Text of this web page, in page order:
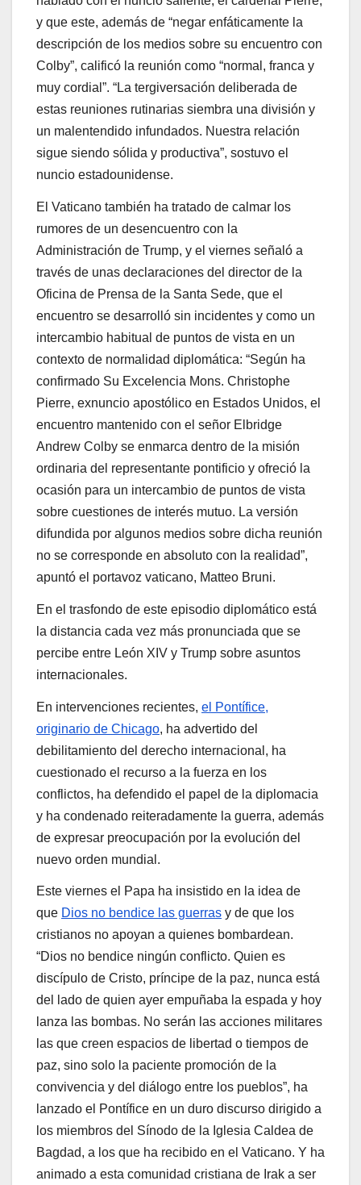
y que este, además de “negar enfáticamente la
descripción de los medios sobre su encuentro con
Colby”, calificó la reunión como “normal, franca y
muy cordial”. “La tergiversación deliberada de
estas reuniones rutinarias siembra una división y
un malentendido infundados. Nuestra relación
sigue siendo sólida y productiva”, sostuvo el
nuncio estadounidense.
El Vaticano también ha tratado de calmar los
rumores de un desencuentro con la
Administración de Trump, y el viernes señaló a
través de unas declaraciones del director de la
Oficina de Prensa de la Santa Sede, que el
encuentro se desarrolló sin incidentes y como un
intercambio habitual de puntos de vista en un
contexto de normalidad diplomática: “Según ha
confirmado Su Excelencia Mons. Christophe
Pierre, exnuncio apostólico en Estados Unidos, el
encuentro mantenido con el señor Elbridge
Andrew Colby se enmarca dentro de la misión
ordinaria del representante pontificio y ofreció la
ocasión para un intercambio de puntos de vista
sobre cuestiones de interés mutuo. La versión
difundida por algunos medios sobre dicha reunión
no se corresponde en absoluto con la realidad”,
apuntó el portavoz vaticano, Matteo Bruni.
En el trasfondo de este episodio diplomático está
la distancia cada vez más pronunciada que se
percibe entre León XIV y Trump sobre asuntos
internacionales.
En intervenciones recientes, el Pontífice,
originario de Chicago, ha advertido del
debilitamiento del derecho internacional, ha
cuestionado el recurso a la fuerza en los
conflictos, ha defendido el papel de la diplomacia
y ha condenado reiteradamente la guerra, además
de expresar preocupación por la evolución del
nuevo orden mundial.
Este viernes el Papa ha insistido en la idea de
que Dios no bendice las guerras y de que los
cristianos no apoyan a quienes bombardean.
“Dios no bendice ningún conflicto. Quien es
discípulo de Cristo, príncipe de la paz, nunca está
del lado de quien ayer empuñaba la espada y hoy
lanza las bombas. No serán las acciones militares
las que creen espacios de libertad o tiempos de
paz, sino solo la paciente promoción de la
convivencia y del diálogo entre los pueblos”, ha
lanzado el Pontífice en un duro discurso dirigido a
los miembros del Sínodo de la Iglesia Caldea de
Bagdad, a los que ha recibido en el Vaticano. Y ha
animado a esta comunidad cristiana de Irak a ser